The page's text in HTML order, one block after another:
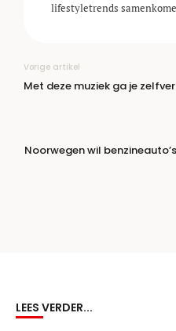
lifestyle­trends
Vorige artikel
Met deze muziek ga je
Noorwegen wil
LEES VERDER...